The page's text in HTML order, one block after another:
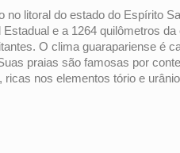
no litoral do estado do Espírito
e a 1264 quilômetros
O clima guarapariense é
praias são famosas por
nos elementos tório e